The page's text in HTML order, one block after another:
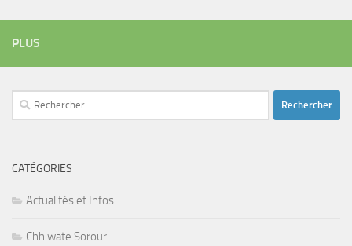
PLUS
Rechercher :
CATÉGORIES
Actualités et Infos
Chhiwate Sorour